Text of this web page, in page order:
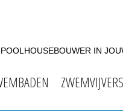
IN
ZWEMVIJVERS